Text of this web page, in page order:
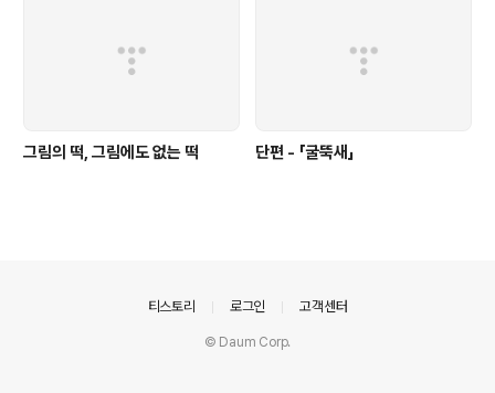
그림의 떡, 그림에도 없는 떡 단편 - 「굴뚝새」
티스토리 로그인 고객센터
© Daum Corp.